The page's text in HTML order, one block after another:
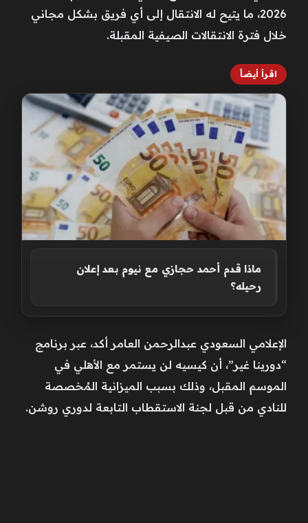
2026، ما يتيح له الانتقال إلى أي فريق بشكل مجاني
خلال فترة الانتقالات الصيفية المقبلة.
اقرأ أيضاً
ماذا قدم أحمد حجازي مع نيوم بعد إعلان
رحيله؟
الإعلامي السعودي عبدالرحمن العامر أكد، عبر برنامج
“دورينا غير”، أن كيسيه لن يستمر مع الأهلي في
الموسم المقبل، وذلك بسبب الميزانية المُخصصة
للنادي من قبل لجنة الاستقطاب التابعة لدوري روشن.